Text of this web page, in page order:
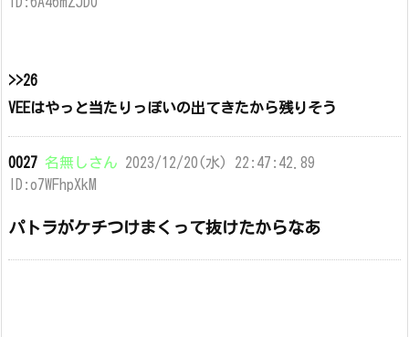
>>26
VEEはやっと当たりっぽいの出てきたから残りそう
0027 名無しさん 2023/12/20(水) 22:47:42.89
ID:o7WFhpXkM
パトラがケチつけまくって抜けたからなあ